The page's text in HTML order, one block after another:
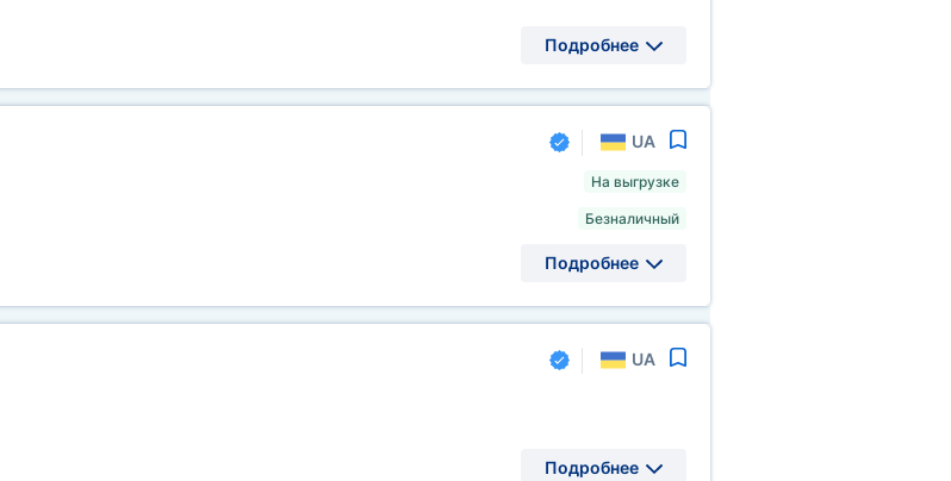
Подробнее
UA
На выгрузке
Безналичный
Подробнее
UA
Подробнее